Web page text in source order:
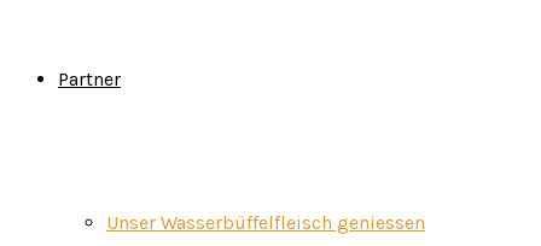
Partner
Unser Wasserbüffelfleisch geniessen